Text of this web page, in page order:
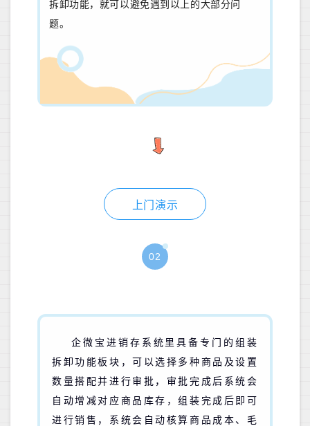
拆卸功能，就可以避免遇到以上的大部分问
题。
上门演示
02
企微宝进销存系统里具备专门的组装
拆卸功能板块，可以选择多种商品及设置
数量搭配并进行审批，审批完成后系统会
自动增减对应商品库存，组装完成后即可
进行销售，系统会自动核算商品成本、毛